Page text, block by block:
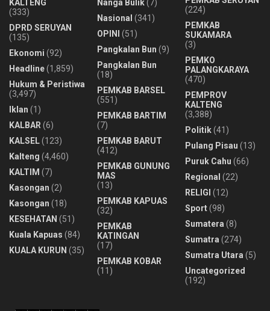
KALTENG
(333)
DPRD SERUYAN
(135)
Ekonomi (92)
Headline(1,859)
Hukum & Peristiwa
(3,497)
Iklan (1)
KALBAR (6)
KALSEL(123)
Kalteng (4,460)
KALTIM (7)
Kasongan (2)
Kasongan (18)
KESEHATAN (51)
Kuala Kapuas (84)
KUALA KURUN (35)
Nanga Bulik(7)
Nasional (341)
OPINI
(51)
Pangkalan Bun (9)
Pangkalan Bun
(18)
PEMKAB BARSEL
(551)
PEMKAB BARTIM
(7)
PEMKAB BARUT
(412)
PEMKAB GUNUNG
MAS
(13)
PEMKAB KAPUAS
(32)
PEMKAB
KATINGAN
(17)
PEMKAB KOBAR
(11)
(224)
PEMKAB
SUKAMARA
(3)
PEMKO
PALANGKARAYA
(470)
PEMPROV
KALTENG
(3,388)
Politik(41)
Pulang Pisau (13)
Puruk Cahu (66)
Regional (22)
RELIGI (12)
Sport(98)
Sumatera (8)
Sumatra (274)
Sumatra Utara (5)
Uncategorized
(192)